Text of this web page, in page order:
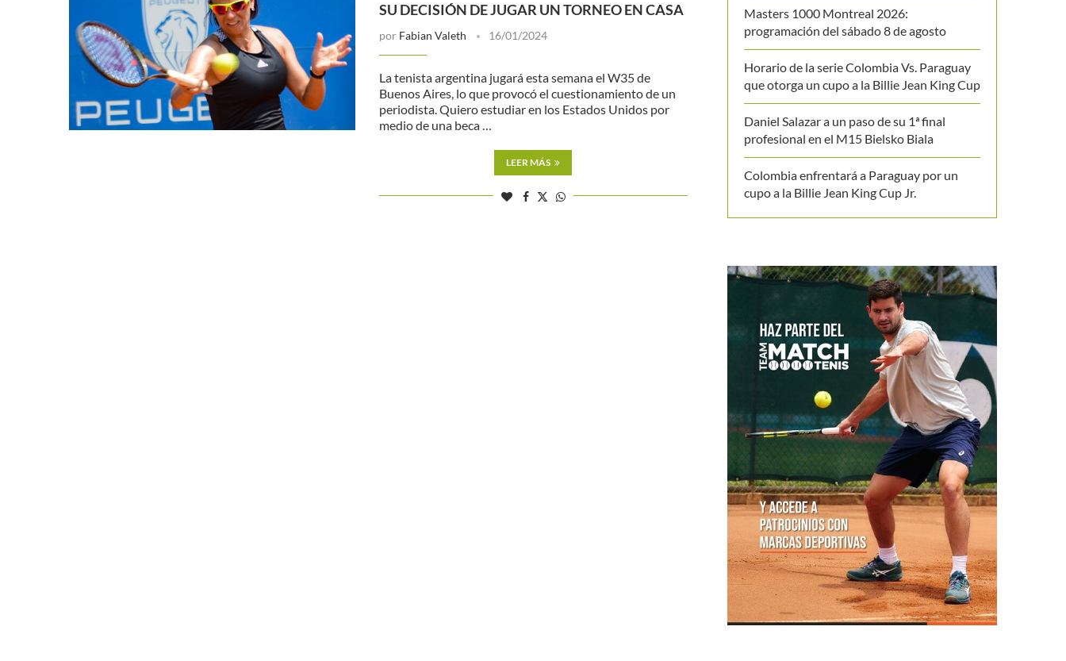
SU DECISIÓN DE JUGAR UN TORNEO EN CASA
por Fabian Valeth 16/01/2024
La tenista argentina jugará esta semana el W35 de
Buenos Aires, lo que provocó el cuestionamiento de un
periodista. Quiero estudiar en los Estados Unidos por
medio de una beca …
LEER MÁS
Masters 1000 Montreal 2026:
programación del sábado 8 de agosto
Horario de la serie Colombia Vs. Paraguay
que otorga un cupo a la Billie Jean King Cup
Daniel Salazar a un paso de su 1ª final
profesional en el M15 Bielsko Biala
Colombia enfrentará a Paraguay por un
cupo a la Billie Jean King Cup Jr.